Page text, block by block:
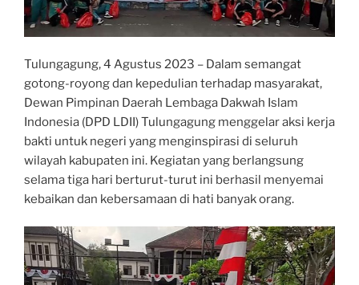
Tulungagung, 4 Agustus 2023 – Dalam semangat
gotong-royong dan kepedulian terhadap masyarakat,
Dewan Pimpinan Daerah Lembaga Dakwah Islam
Indonesia (DPD LDII) Tulungagung menggelar aksi kerja
bakti untuk negeri yang menginspirasi di seluruh
wilayah kabupaten ini. Kegiatan yang berlangsung
selama tiga hari berturut-turut ini berhasil menyemai
kebaikan dan kebersamaan di hati banyak orang.